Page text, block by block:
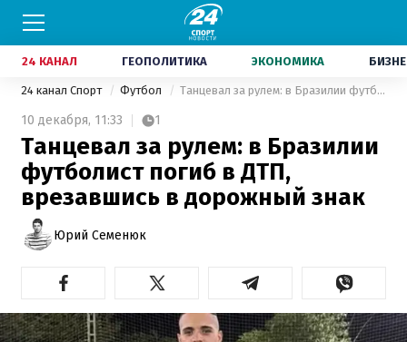
24 КАНАЛ ГЕОПОЛИТИКА ЭКОНОМИКА
24 канал Спорт Футбол Танцевал за рулем: в Бразилии футболист погиб в ДТП, врезавшись в дорожный знак
10 декабря, 11:33 1
Танцевал за рулем: в Бразилии
футболист погиб в ДТП,
врезавшись в дорожный знак
Юрий Семенюк